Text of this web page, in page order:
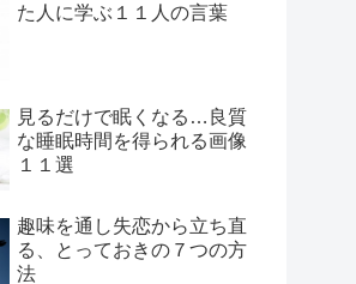
た人に学ぶ１１人の言葉
見るだけで眠くなる…良質
な睡眠時間を得られる画像
１１選
趣味を通し失恋から立ち直
る、とっておきの７つの方
法